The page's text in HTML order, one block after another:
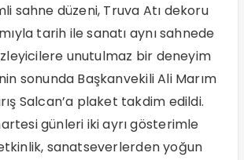
sahne düzeni, Truva Atı dekoru
tarih ile sanatı aynı sahnede
unutulmaz bir deneyim
sonunda Başkanvekili Ali Marım
Salcan’a plaket takdim edildi.
günleri iki ayrı gösterimle
sanatseverlerden yoğun